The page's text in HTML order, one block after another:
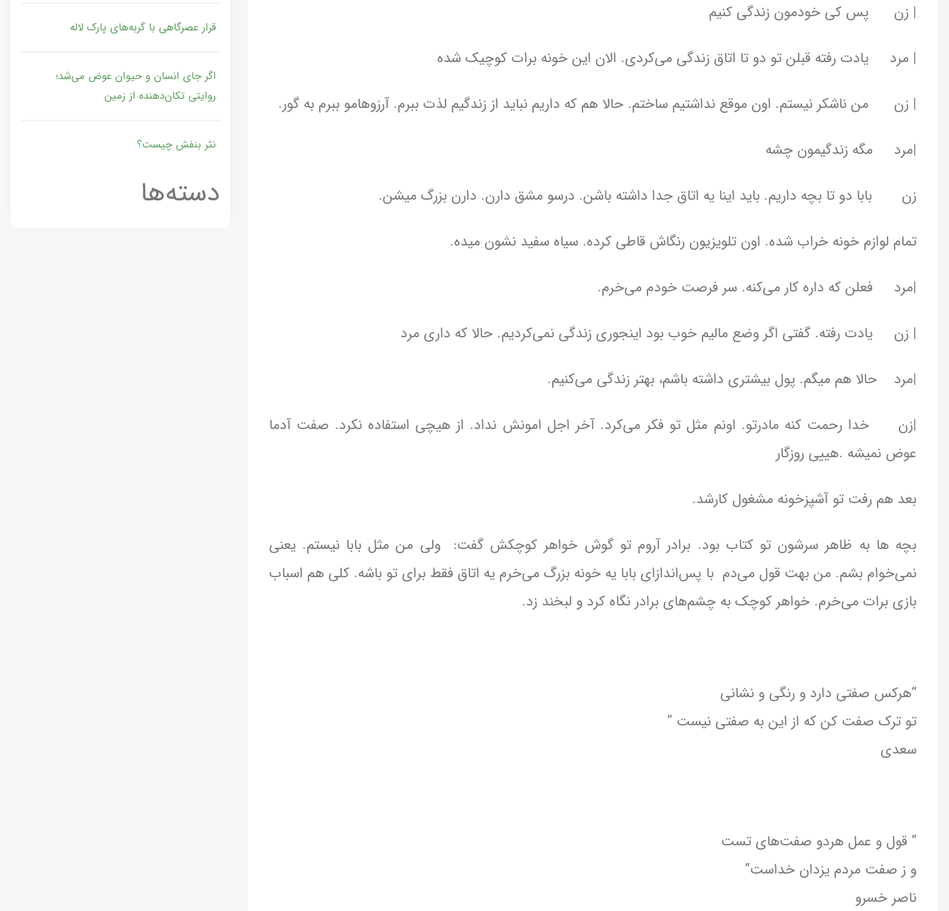
| زن پس کی خودمون زندگی کنیم
| مرد یادت رفته قبلن تو دو تا اتاق زندگی می‌کردی. الان این خونه برات کوچیک شده
| زن من ناشکر نیستم. اون موقع نداشتیم ساختم. حالا هم که داریم نباید از زندگیم لذت ببرم. آرزوهامو ببرم به گور.
|مرد مگه زندگیمون چشه
زن بابا دو تا بچه داریم. باید اینا یه اتاق جدا داشته باشن. درسو مشق دارن. دارن بزرگ میشن.
تمام لوازم خونه خراب شده. اون تلویزیون رنگاش قاطی کرده. سیاه سفید نشون میده.
|مرد فعلن که داره کار می‌کنه. سر فرصت خودم می‌خرم.
| زن یادت رفته. گفتی اگر وضع مالیم خوب بود اینجوری زندگی نمی‌کردیم. حالا که داری مرد
|مرد حالا هم میگم. پول بیشتری داشته باشم، بهتر زندگی می‌کنیم.
|زن خدا رحمت کنه مادرتو. اونم مثل تو فکر می‌کرد. آخر اجل امونش نداد. از هیچی استفاده نکرد. صفت آدما
عوض نمیشه .هییی روزگار
بعد هم رفت تو آشپزخونه مشغول کارشد.
بچه ها به ظاهر سرشون تو کتاب بود. برادر آروم تو گوش خواهر کوچکش گفت: ولی من مثل بابا نیستم. یعنی
نمی‌خوام بشم. من بهت قول می‌دم با پس‌اندازای بابا یه خونه بزرگ می‌خرم یه اتاق فقط برای تو باشه. کلی هم اسباب
بازی برات می‌خرم. خواهر کوچک به چشم‌های برادر نگاه کرد و لبخند زد.
“هرکس صفتی دارد و رنگی و نشانی
تو ترک صفت کن که از این به صفتی نیست ”
سعدی
” قول و عمل هردو صفت‌های تست
و ز صفت مردم یزدان خداست”
ناصر خسرو
قرار عصرگاهی با گربه‌های پارک لاله
اگر جای انسان و حیوان عوض می‌شد؛
روایتی تکان‌دهنده از زمین
نثر بنفش چیست؟
دسته‌ها